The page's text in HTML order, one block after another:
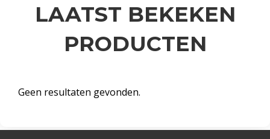
LAATST BEKEKEN
PRODUCTEN
Geen resultaten gevonden.